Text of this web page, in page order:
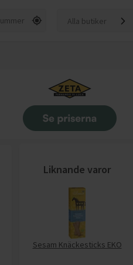
Alla butiker
Liknande varor
Sesam Knäckesticks EKO